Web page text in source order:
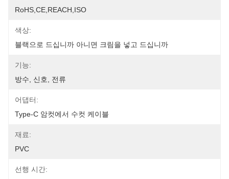
RoHS,CE,REACH,ISO
색상:
블랙으로 드십니까 아니면 크림을 넣고 드십니까
기능:
방수, 신호, 전류
어댑터:
Type-C 암컷에서 수컷 케이블
재료:
PVC
선행 시간: